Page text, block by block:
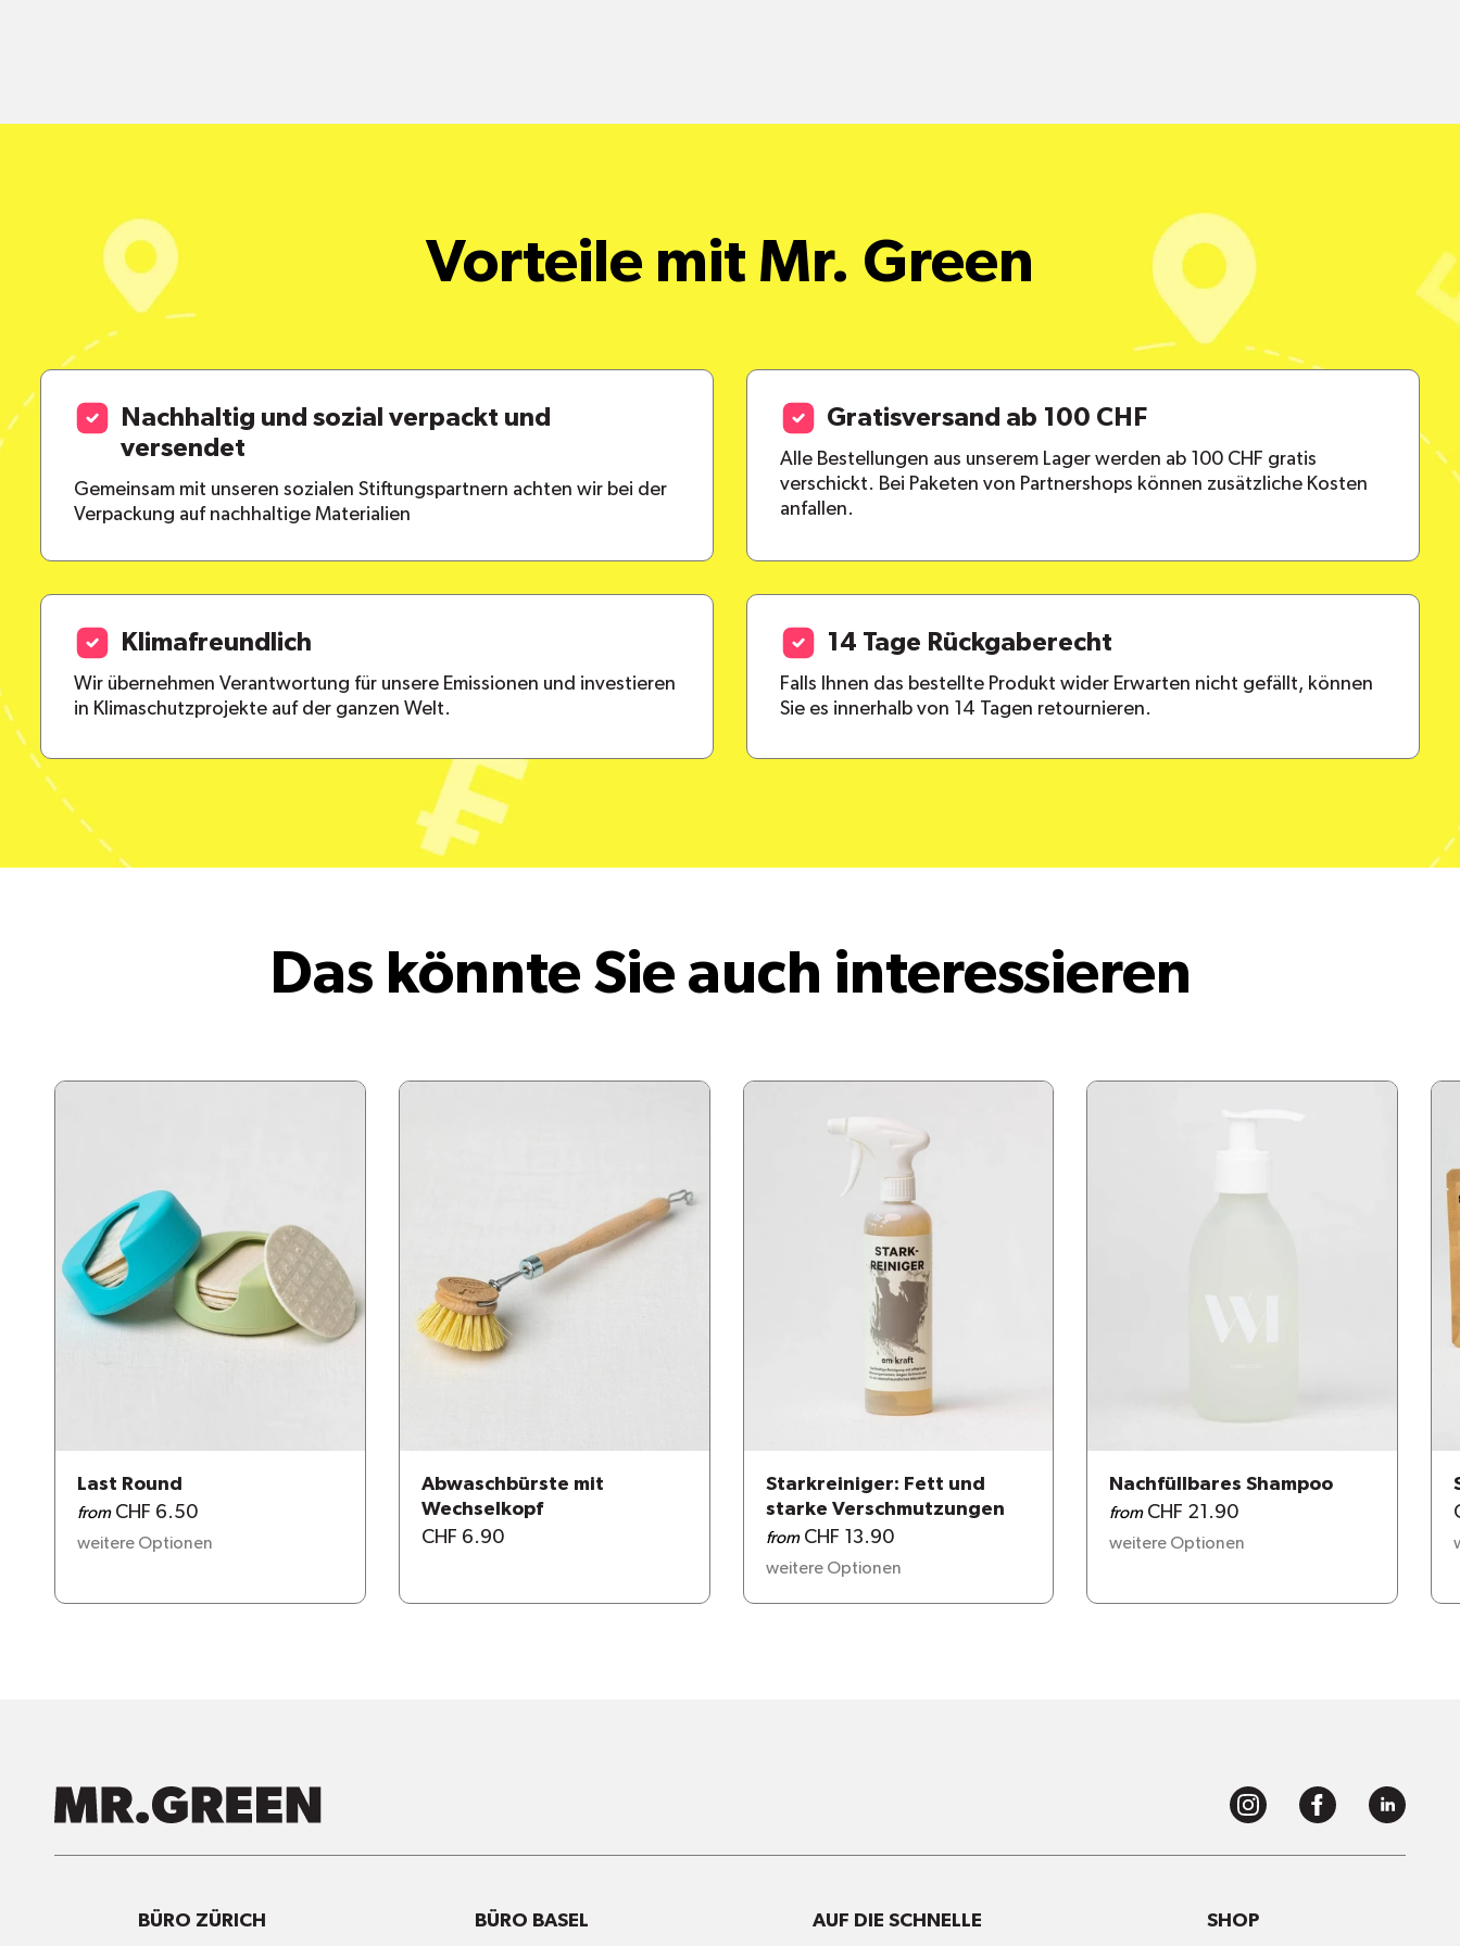
Vorteile mit Mr. Green
Nachhaltig und sozial verpackt und
versendet
Gemeinsam mit unseren sozialen Stiftungspartnern achten wir bei der
Verpackung auf nachhaltige Materialien
Gratisversand ab 100 CHF
Alle Bestellungen aus unserem Lager werden ab 100 CHF gratis
verschickt. Bei Paketen von Partnershops können zusätzliche Kosten
anfallen.
Klimafreundlich
Wir übernehmen Verantwortung für unsere Emissionen und investieren
in Klimaschutzprojekte auf der ganzen Welt.
14 Tage Rückgaberecht
Falls Ihnen das bestellte Produkt wider Erwarten nicht gefällt, können
Sie es innerhalb von 14 Tagen retournieren.
Das könnte Sie auch interessieren
Last Round
from CHF 6.50
weitere Optionen
Abwaschbürste mit
Wechselkopf
CHF 6.90
Starkreiniger: Fett und
starke Verschmutzungen
from CHF 13.90
weitere Optionen
Nachfüllbares Shampoo
from CHF 21.90
weitere Optionen
BÜRO ZÜRICH BÜRO BASEL AUF DIE SCHNELLE SHOP